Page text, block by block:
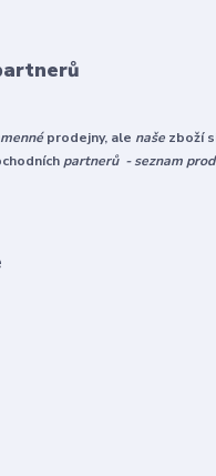
prodejny, ale naše zboží
partnerů - seznam